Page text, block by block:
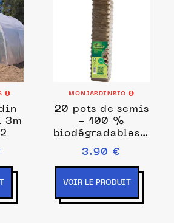
3m
MONJARDINBIO
20 pots de semis
- 100 %
biodégradables -
6 x 6 cm
3.90 €
VOIR LE PRODUIT